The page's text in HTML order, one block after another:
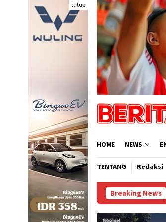
tutup
HOME NEWS
TENTANG Redaksi
Breaking News